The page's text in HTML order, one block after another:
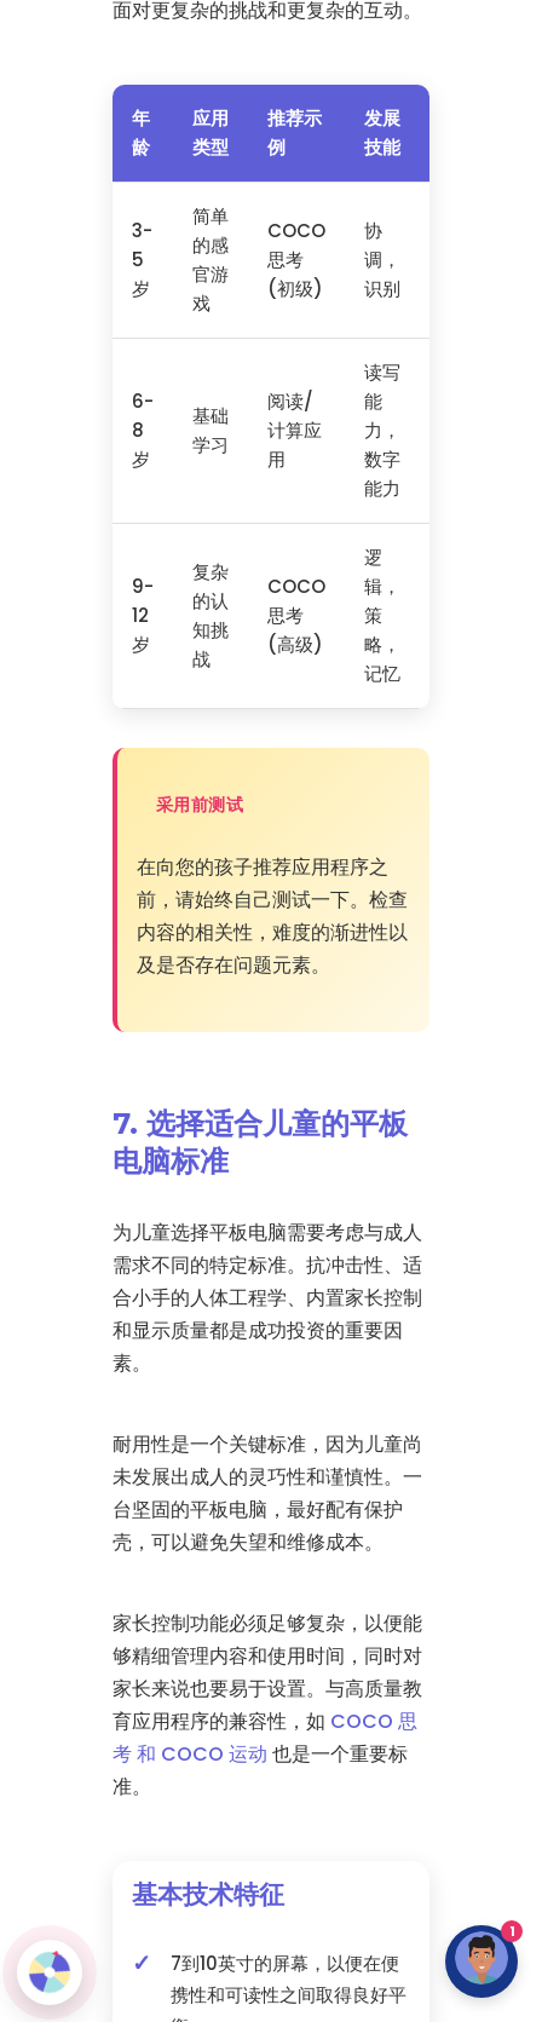
面对更复杂的挑战和更复杂的互动。
年
龄
应用
类型
推荐示
例
发展
技能
3-
5
岁
简单
的感
官游
戏
COCO
思考
(初级)
协
调，
识别
6-
8
岁
基础
学习
阅读/
计算应
用
读写
能
力，
数字
能力
9-
12
岁
复杂
的认
知挑
战
COCO
思考
(高级)
逻
辑，
策
略，
记忆
采用前测试
在向您的孩子推荐应用程序之
前，请始终自己测试一下。检查
内容的相关性，难度的渐进性以
及是否存在问题元素。
7. 选择适合儿童的平板
电脑标准
为儿童选择平板电脑需要考虑与成人
需求不同的特定标准。抗冲击性、适
合小手的人体工程学、内置家长控制
和显示质量都是成功投资的重要因
素。
耐用性是一个关键标准，因为儿童尚
未发展出成人的灵巧性和谨慎性。一
台坚固的平板电脑，最好配有保护
壳，可以避免失望和维修成本。
家长控制功能必须足够复杂，以便能
够精细管理内容和使用时间，同时对
家长来说也要易于设置。与高质量教
育应用程序的兼容性，如 COCO 思
考 和 COCO 运动 也是一个重要标
准。
基本技术特征
7到10英寸的屏幕，以便在便
携性和可读性之间取得良好平
1